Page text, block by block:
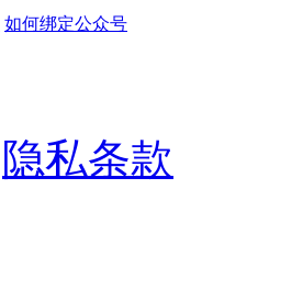
如何绑定公众号
隐私条款